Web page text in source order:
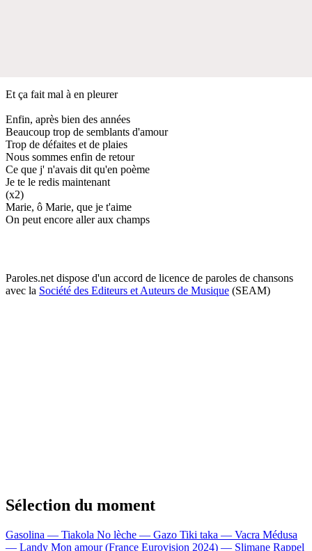
Et ça fait mal à en pleurer
Enfin, après bien des années
Beaucoup trop de semblants d'amour
Trop de défaites et de plaies
Nous sommes enfin de retour
Ce que j' n'avais dit qu'en poème
Je te le redis maintenant
(x2)
Marie, ô Marie, que je t'aime
On peut encore aller aux champs
Paroles.net dispose d'un accord de licence de paroles de chansons
avec la Société des Editeurs et Auteurs de Musique (SEAM)
Sélection du moment
Gasolina — Tiakola No lèche — Gazo Tiki taka — Vacra Médusa
— Landy Mon amour (France Eurovision 2024) — Slimane Rappel